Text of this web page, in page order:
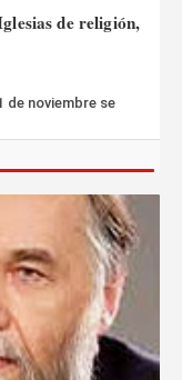
de religión,
de noviembre se